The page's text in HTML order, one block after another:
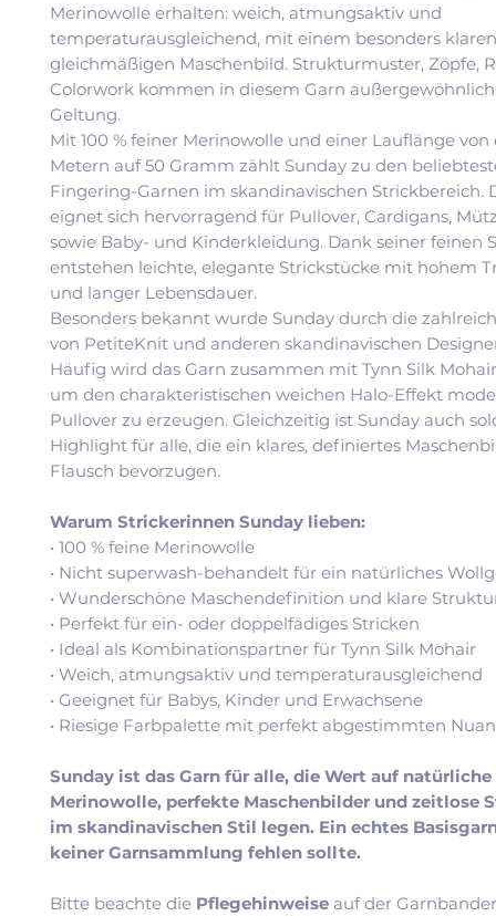
Merinowolle erhalten: weich, atmungsaktiv und
temperaturausgleichend, mit einem besonders
gleichmäßigen Maschenbild. Strukturmuster, Zöpfe,
Colorwork kommen in diesem Garn
Geltung.
Mit 100 % feiner Merinowolle und einer Lauflänge von
Metern auf 50 Gramm zählt Sunday zu den
Fingering-Garnen im skandinavischen Strickbereich.
eignet sich hervorragend für Pullover, Cardigans,
sowie Baby- und Kinderkleidung. Dank seiner feinen
entstehen leichte, elegante Strickstücke mit hohem
und langer Lebensdauer.
Besonders bekannt wurde Sunday durch die
von PetiteKnit und anderen skandinavischen
Häufig wird das Garn zusammen mit Tynn Silk
um den charakteristischen weichen Halo-Effekt
Pullover zu erzeugen. Gleichzeitig ist Sunday auch
Highlight für alle, die ein klares, definiertes
Flausch bevorzugen.
Warum Strickerinnen Sunday lieben:
• 100 % feine Merinowolle
• Nicht superwash-behandelt für ein natürliches
• Wunderschöne Maschendefinition und klare
• Perfekt für ein- oder doppelfädiges Stricken
• Ideal als Kombinationspartner für Tynn Silk Mohair
• Weich, atmungsaktiv und temperaturausgleichend
• Geeignet für Babys, Kinder und Erwachsene
• Riesige Farbpalette mit perfekt abgestimmten
Sunday ist das Garn für alle, die Wert auf natürliche
Merinowolle, perfekte Maschenbilder und zeitlose
im skandinavischen Stil legen. Ein echtes
keiner Garnsammlung fehlen sollte.
Bitte beachte die Pflegehinweise auf der